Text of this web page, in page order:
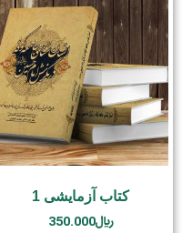
کتاب آزمایشی 1
﷼350.000